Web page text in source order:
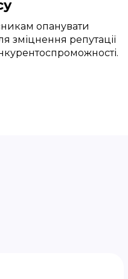
опанувати
зміцнення репутації